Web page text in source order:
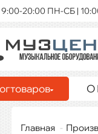
9:00-20:00 ПН-СБ |
товаров О
Главная